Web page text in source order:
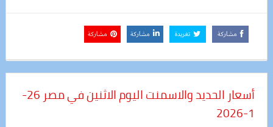
مشاركة تغريدة مشاركة مشاركة
أسعار الحديد والاسمنت اليوم الاثنين في مصر 26-
1-2026